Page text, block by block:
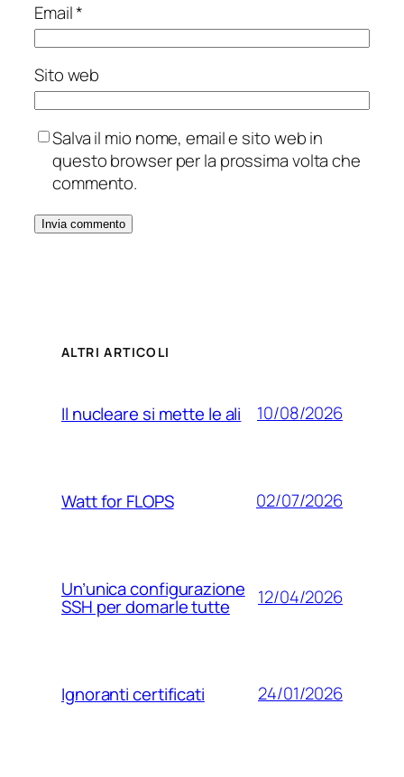
Email*
Sito web
Salva il mio nome, email e sito web in
questo browser per la prossima volta che
commento.
ALTRI ARTICOLI
Il nucleare si mette le ali 10/08/2026
Watt for FLOPS 02/07/2026
Un’unica configurazione
SSH per domarle tutte 12/04/2026
Ignoranti certificati 24/01/2026